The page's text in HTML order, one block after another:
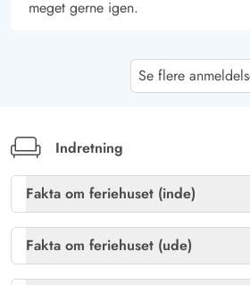
meget gerne igen.
Vi tilbragte to meget afslappede
detaljer. Vi manglede intet. Vi var 4
hunde, der kunne opholde sig
den indhegnede stor terrasse.
siddepladser kunne man altid finde
Se flere
Indretning
Fakta om feriehuset (inde)
Brændeovn
Fakta om feriehuset (ude)
Gasgrill